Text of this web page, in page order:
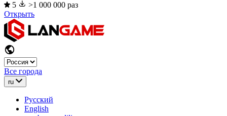
5
>1 000 000 раз
Открыть
Все города
ru
Русский
English